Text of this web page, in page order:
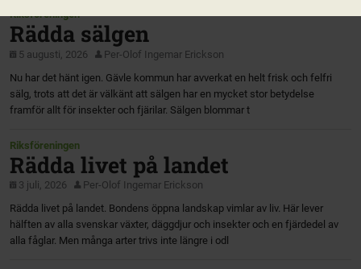
Riksföreningen
Rädda sälgen
5 augusti, 2026
Per-Olof Ingemar Erickson
Nu har det hänt igen. Gävle kommun har avverkat en helt frisk och felfri
sälg, trots att det är välkänt att sälgen har en mycket stor betydelse
framför allt för insekter och fjärilar. Sälgen blommar t
Riksföreningen
Rädda livet på landet
3 juli, 2026
Per-Olof Ingemar Erickson
Rädda livet på landet. Bondens öppna landskap vimlar av liv. Här lever
hälften av alla svenskar växter, däggdjur och insekter och en fjärdedel av
alla fåglar. Men många arter trivs inte längre i odl